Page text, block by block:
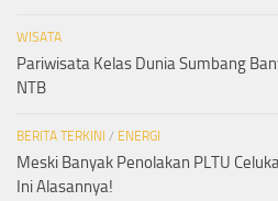
WISATA
Pariwisata Kelas Dunia Sumbang
NTB
BERITA TERKINI / ENERGI
Meski Banyak Penolakan PLTU
Ini Alasannya!